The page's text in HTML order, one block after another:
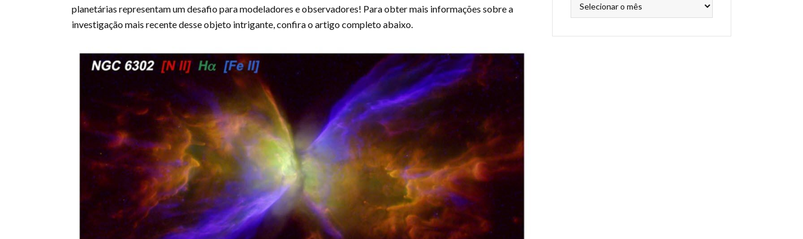
planetárias representam um desafio para modeladores e observadores! Para obter mais informações sobre a
investigação mais recente desse objeto intrigante, confira o artigo completo abaixo.